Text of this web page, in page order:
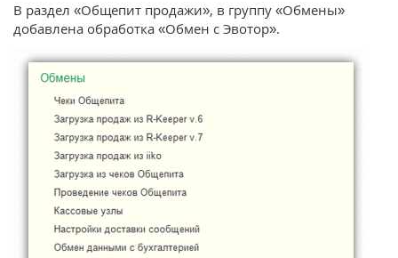
В раздел «Общепит продажи», в группу «Обмены»
добавлена обработка «Обмен с Эвотор».